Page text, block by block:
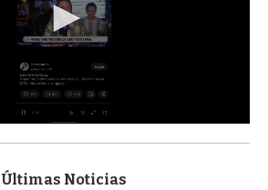
Últimas Noticias